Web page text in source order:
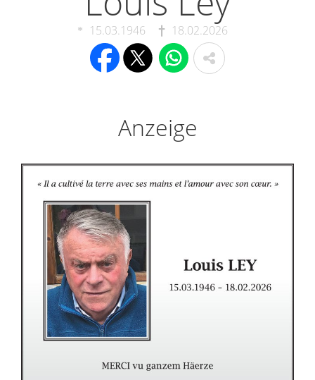
15.03.1946 18.02.2026
Anzeige